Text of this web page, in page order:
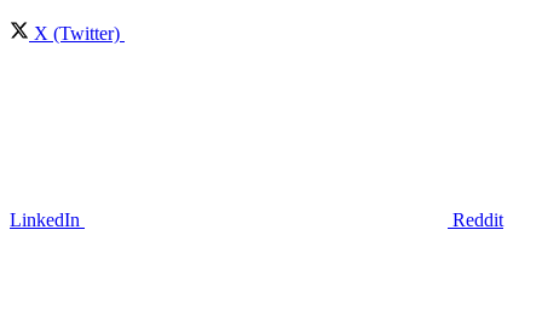
X (Twitter)
LinkedIn Reddit